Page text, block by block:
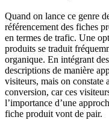
Quand on lance ce genre
référencement des fiches
en termes de trafic. Une
produits se traduit
organique. En intégrant
descriptions de manière
visiteurs, mais on constate
conversion, car ces
l’importance d’une
fiche produit vont de pair.